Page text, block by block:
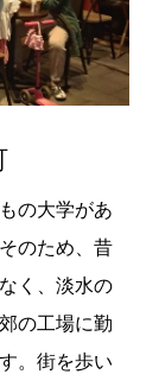
の大学があ
のため、昔
く、淡水の
の工場に勤
。街を歩い